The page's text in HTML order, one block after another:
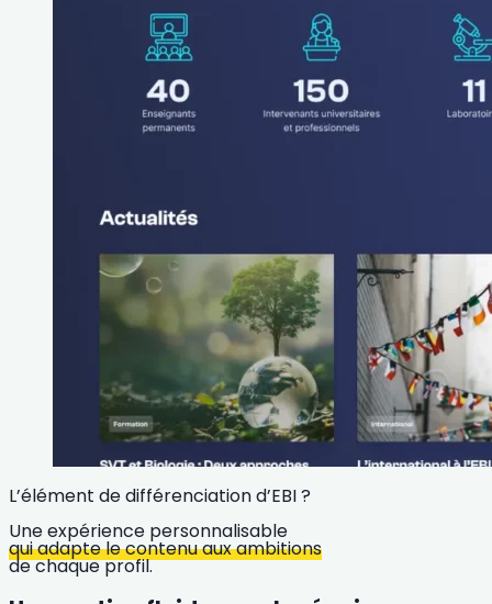
L’élément de différenciation d’EBI ?
Une expérience personnalisable
qui adapte le contenu aux ambitions
de chaque profil.